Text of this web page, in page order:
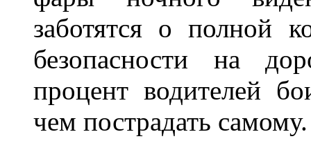
заботятся о полной
безопасности на
процент водителей
чем пострадать самому.